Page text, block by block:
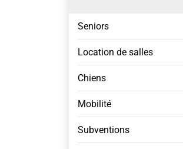
Seniors
Location de salles
Chiens
Mobilité
Subventions